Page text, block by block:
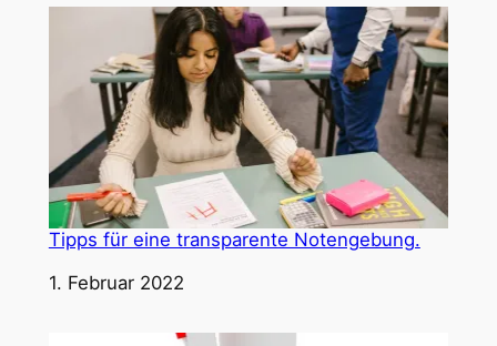
Tipps für eine transparente Notengebung.
Datum
1. Februar 2022